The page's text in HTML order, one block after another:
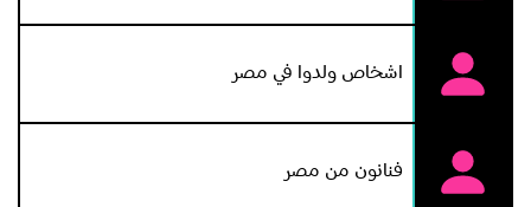
اشخاص ولدوا في مصر
فنانون من مصر